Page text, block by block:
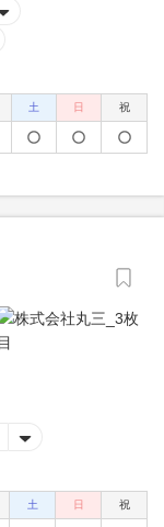
土 日 祝
土 日 祝